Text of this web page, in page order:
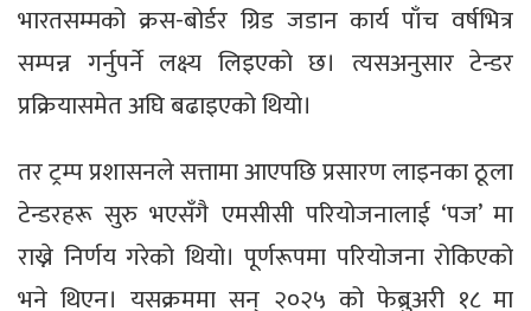
भारतसम्मको क्रस-बोर्डर ग्रिड जडान कार्य पाँच वर्षभित्र
सम्पन्न गर्नुपर्ने लक्ष्य लिइएको छ। त्यसअनुसार टेन्डर
प्रक्रियासमेत अघि बढाइएको थियो।
तर ट्रम्प प्रशासनले सत्तामा आएपछि प्रसारण लाइनका ठूला
टेन्डरहरू सुरु भएसँगै एमसीसी परियोजनालाई ‘पज’ मा
राख्ने निर्णय गरेको थियो। पूर्णरूपमा परियोजना रोकिएको
भने थिएन। यसक्रममा सन् २०२५ को फेब्रुअरी १८ मा